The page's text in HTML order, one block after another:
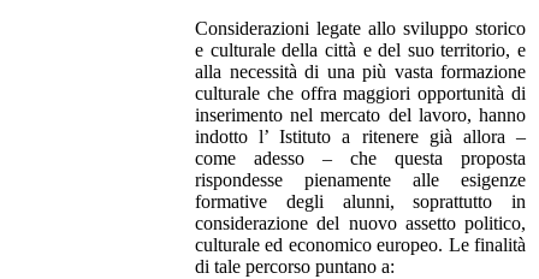
Considerazioni legate allo sviluppo storico
e culturale della città e del suo territorio, e
alla necessità di una più vasta formazione
culturale che offra maggiori opportunità di
inserimento nel mercato del lavoro, hanno
indotto l’ Istituto a ritenere già allora –
come adesso – che questa proposta
rispondesse pienamente alle esigenze
formative degli alunni, soprattutto in
considerazione del nuovo assetto politico,
culturale ed economico europeo. Le finalità
di tale percorso puntano a: